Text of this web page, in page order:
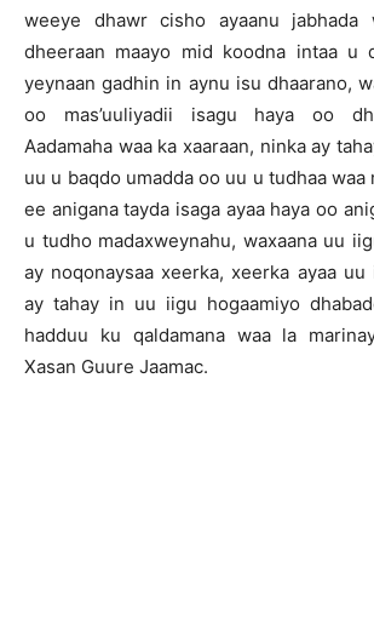
weeye dhawr cisho ayaanu jabhada
dheeraan maayo mid koodna intaa u
yeynaan gadhin in aynu isu dhaarano,
oo mas’uuliyadii isagu haya oo
Aadamaha waa ka xaaraan, ninka ay
uu u baqdo umadda oo uu u tudhaa waa
ee anigana tayda isaga ayaa haya oo
u tudho madaxweynahu, waxaana uu
ay noqonaysaa xeerka, xeerka ayaa
ay tahay in uu iigu hogaamiyo
hadduu ku qaldamana waa la
Xasan Guure Jaamac.